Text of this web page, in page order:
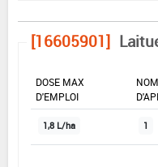
[16605901]
DOSE MAX
D'EMPLOI
1,8 L/ha 1